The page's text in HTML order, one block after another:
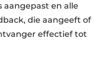
aangepast en alle
die aangeeft of
effectief tot